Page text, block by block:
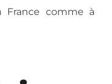
France comme à